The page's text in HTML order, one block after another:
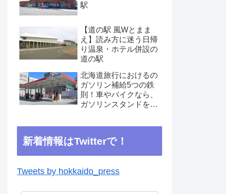
駅
【道の駅 風Wとまま
え】読み方に迷う日帰
り温泉・ホテル併設の
道の駅
北海道旅行におけるの
ガソリン補給5つの鉄
則！車やバイクなら、
ガソリンスタンドを見
新着情報はTwitterで！
Tweets by hokkaido_press